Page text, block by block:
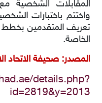
المقابلات الشخصية
واختتم باختبارات
تعريف المتقدمين
الخاصة.
المصدر: صحيفة الاتحاد
details.php?
id=2819&y=2013